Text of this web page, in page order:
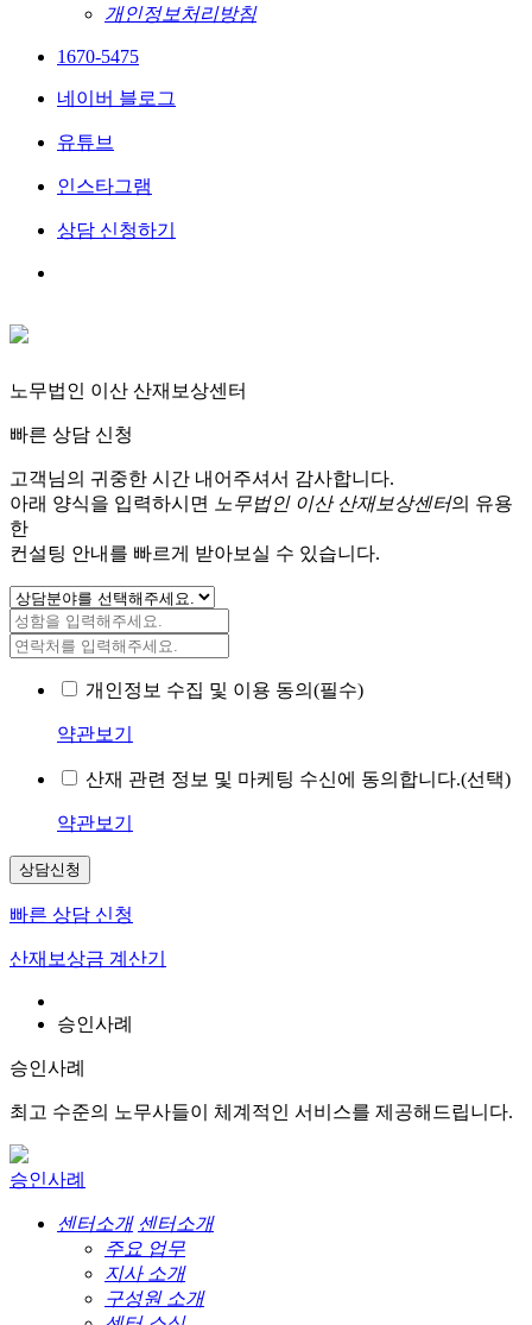
개인정보처리방침
1670-5475
네이버 블로그
유튜브
인스타그램
상담 신청하기
노무법인 이산 산재보상센터
빠른 상담 신청
고객님의 귀중한 시간 내어주셔서 감사합니다.
아래 양식을 입력하시면
노무법인 이산 산재보상센터의 유용
한
컨설팅 안내를 빠르게 받아보실 수 있습니다.
개인정보 수집 및 이용 동의(필수)
약관보기
산재 관련 정보 및 마케팅 수신에 동의합니다.(선택)
약관보기
상담신청
빠른 상담 신청
산재보상금 계산기
승인사례
승인사례
최고 수준의 노무사들이 체계적인 서비스를 제공해드립니다.
승인사례
센터소개 센터소개
주요 업무
지사 소개
구성원 소개